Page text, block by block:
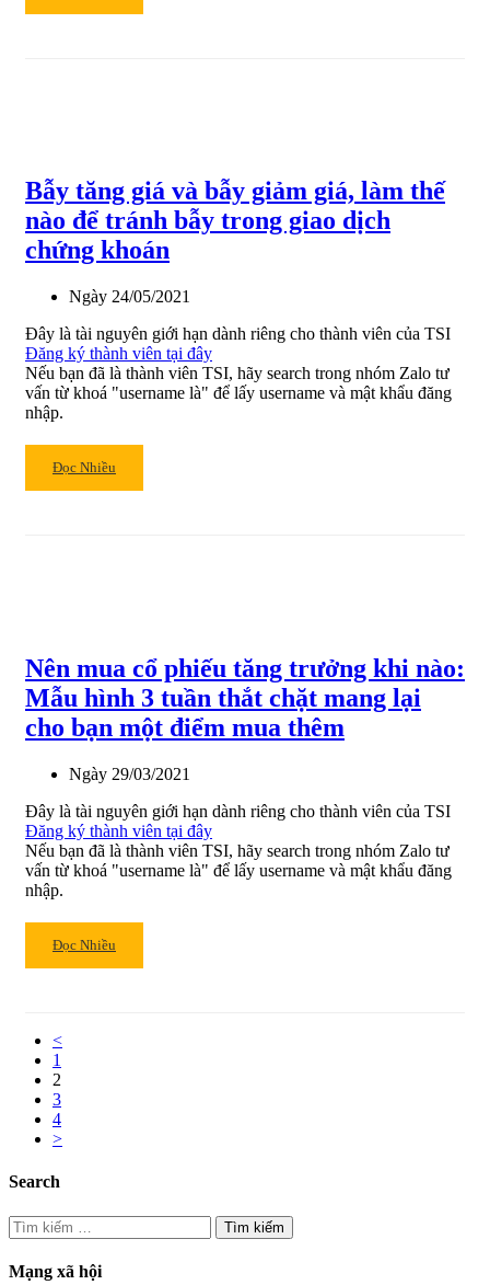
more
BÁO
XU
HƯỚNG
Bẫy tăng giá và bẫy giảm giá, làm thế
nào để tránh bẫy trong giao dịch
chứng khoán
Ngày 24/05/2021
Đây là tài nguyên giới hạn dành riêng cho thành viên của TSI
Đăng ký thành viên tại đây
Nếu bạn đã là thành viên TSI, hãy search trong nhóm Zalo tư
vấn từ khoá "username là" để lấy username và mật khẩu đăng
nhập.
Read
more
giá,
làm
thế
nào
tránh
trong
giao
dịch
khoán
Đọc Nhiều
Nên mua cổ phiếu tăng trưởng khi nào:
Mẫu hình 3 tuần thắt chặt mang lại
cho bạn một điểm mua thêm
Ngày 29/03/2021
Đây là tài nguyên giới hạn dành riêng cho thành viên của TSI
Đăng ký thành viên tại đây
Nếu bạn đã là thành viên TSI, hãy search trong nhóm Zalo tư
vấn từ khoá "username là" để lấy username và mật khẩu đăng
nhập.
Read
more
cổ
phiếu
tăng
trưởng
khi
Mẫu
3
thắt
Đọc Nhiều
<
1
2
3
4
>
Search
Tìm
kiếm
cho:
Mạng xã hội